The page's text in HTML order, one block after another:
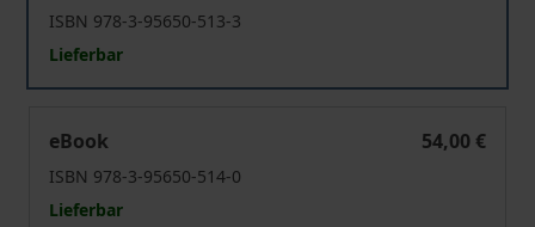
ISBN 978-3-95650-513-3
Lieferbar
eBook
54,00 €
ISBN 978-3-95650-514-0
Lieferbar